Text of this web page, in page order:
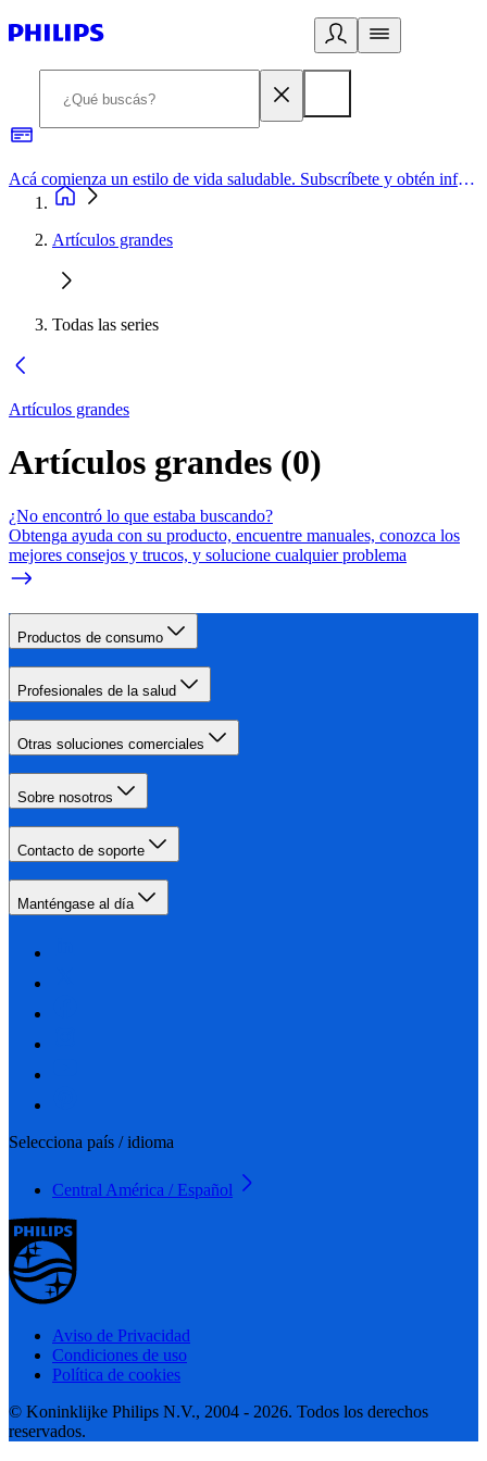
Acá comienza un estilo de vida saludable. Subscríbete y obtén información de primera mano
Artículos grandes
Todas las series
Artículos grandes
Artículos grandes (0)
¿No encontró lo que estaba buscando?
Obtenga ayuda con su producto, encuentre manuales, conozca los
mejores consejos y trucos, y solucione cualquier problema
Productos de consumo
Profesionales de la salud
Otras soluciones comerciales
Sobre nosotros
Contacto de soporte
Manténgase al día
Selecciona país / idioma
Central América / Español
Aviso de Privacidad
Condiciones de uso
Política de cookies
© Koninklijke Philips N.V., 2004 - 2026. Todos los derechos
reservados.